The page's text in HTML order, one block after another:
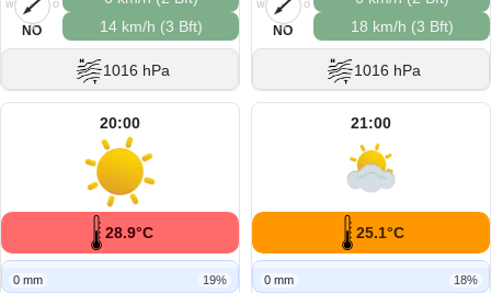
O
S
W
NO
14 km/h (3 Bft)
1016 hPa
O
S
W
NO
18 km/h (3 Bft)
1016 hPa
20:00
28.9°C
0 mm 19%
21:00
25.1°C
0 mm 18%